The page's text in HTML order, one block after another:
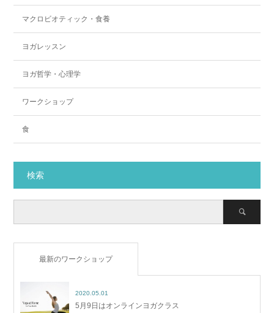
マクロビオティック・食養
ヨガレッスン
ヨガ哲学・心理学
ワークショップ
食
検索
最新のワークショップ
2020.05.01
5月9日はオンラインヨガクラス